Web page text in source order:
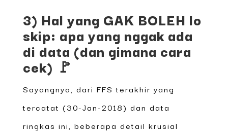
3) Hal yang GAK BOLEH lo
skip: apa yang nggak ada
di data (dan gimana cara
cek) 🚩
Sayangnya, dari FFS terakhir yang
tercatat (30-Jan-2018) dan data
ringkas ini, beberapa detail krusial